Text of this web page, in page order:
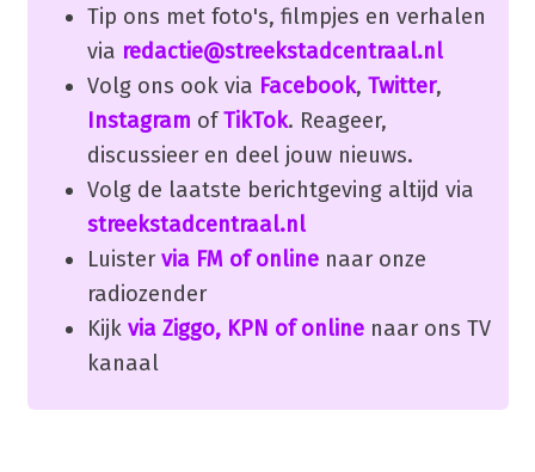
Tip ons met foto's, filmpjes en verhalen
via redactie@streekstadcentraal.nl
Volg ons ook via Facebook, Twitter,
Instagram ofTikTok. Reageer,
discussieer en deel jouw nieuws.
Volg de laatste berichtgeving altijd via
streekstadcentraal.nl
Luister via FM of onlinenaar onze
radiozender
Kijk via Ziggo, KPN of onlinenaar ons TV
kanaal